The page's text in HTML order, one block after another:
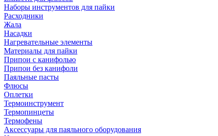
Наборы инструментов для пайки
Расходники
Жала
Насадки
Нагревательные элементы
Материалы для пайки
Припои с канифолью
Припои без канифоли
Паяльные пасты
Флюсы
Оплетки
Термоинструмент
Термопинцеты
Термофены
Аксессуары для паяльного оборудования